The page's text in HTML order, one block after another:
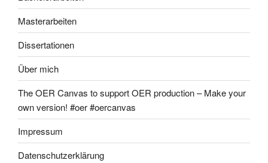
Masterarbeiten
Dissertationen
Über mich
The OER Canvas to support OER production – Make your
own version! #oer #oercanvas
Impressum
Datenschutzerklärung